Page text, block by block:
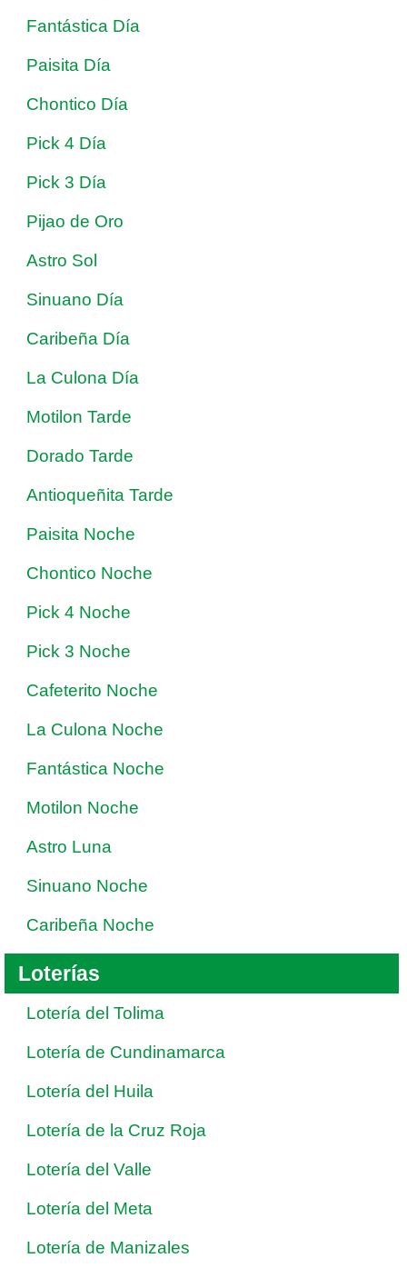
Fantástica Día
Paisita Día
Chontico Día
Pick 4 Día
Pick 3 Día
Pijao de Oro
Astro Sol
Sinuano Día
Caribeña Día
La Culona Día
Motilon Tarde
Dorado Tarde
Antioqueñita Tarde
Paisita Noche
Chontico Noche
Pick 4 Noche
Pick 3 Noche
Cafeterito Noche
La Culona Noche
Fantástica Noche
Motilon Noche
Astro Luna
Sinuano Noche
Caribeña Noche
Loterías
Lotería del Tolima
Lotería de Cundinamarca
Lotería del Huila
Lotería de la Cruz Roja
Lotería del Valle
Lotería del Meta
Lotería de Manizales